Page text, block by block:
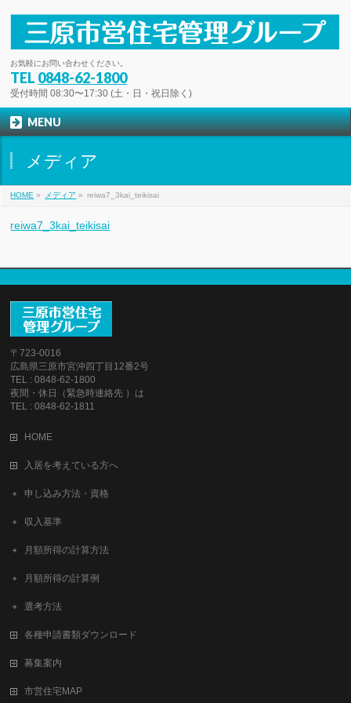
お気軽にお問い合わせください。
TEL 0848-62-1800
受付時間 08:30〜17:30 (土・日・祝日除く)
MENU
メディア
HOME » メディア » reiwa7_3kai_teikisai
reiwa7_3kai_teikisai
〒723-0016
広島県三原市宮沖四丁目12番2号
TEL : 0848-62-1800
夜間・休日（緊急時連絡先 ）は
TEL : 0848-62-1811
HOME
入居を考えている方へ
申し込み方法・資格
収入基準
月額所得の計算方法
月額所得の計算例
選考方法
各種申請書類ダウンロード
募集案内
市営住宅MAP